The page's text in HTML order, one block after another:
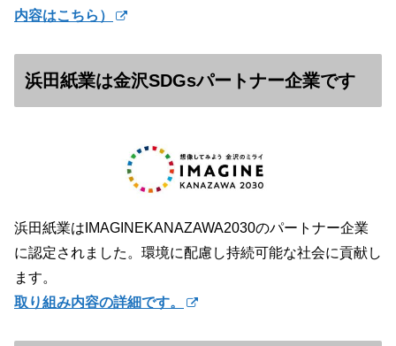
内容はこちら）
浜田紙業は金沢SDGsパートナー企業です
浜田紙業はIMAGINEKANAZAWA2030のパートナー企業
に認定されました。環境に配慮し持続可能な社会に貢献し
ます。
取り組み内容の詳細です。